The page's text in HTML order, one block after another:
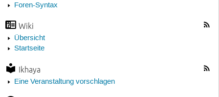
Foren-Syntax
Wiki
Übersicht
Startseite
Ikhaya
Eine Veranstaltung vorschlagen